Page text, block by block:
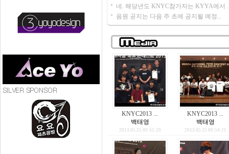
네. 해당년도 KNYC참가자는 KYYA에서
음원 공지는 다음 주 초에 공지될 예정...
KNYC2013 ...
백태영
2013.05.25 09:55:29
KNYC2013 ...
백태영
2013.05.25 09:54:21